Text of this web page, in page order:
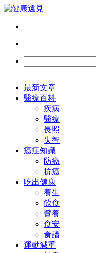
最新文章
醫療百科
疾病
醫療
長照
失智
癌症知識
防癌
抗癌
吃出健康
養生
飲食
營養
食安
食譜
運動減重